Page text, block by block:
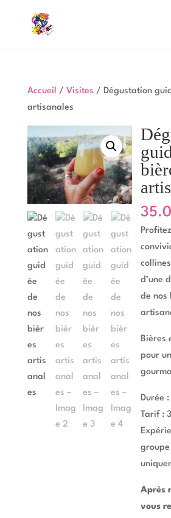
Accueil / Visites / Dégustation
artisanales
d’une
de nos
Bières
pour
Durée :
Tarif :
Après
vous